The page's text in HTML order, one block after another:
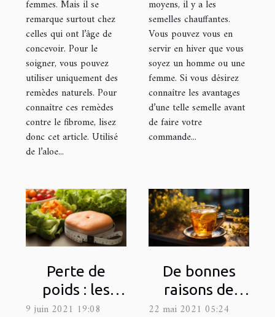
femmes. Mais il se
remarque surtout chez
celles qui ont l’âge de
concevoir. Pour le
soigner, vous pouvez
utiliser uniquement des
remèdes naturels. Pour
connaître ces remèdes
contre le fibrome, lisez
donc cet article. Utilisé
de l’aloe...
moyens, il y a les
semelles chauffantes.
Vous pouvez vous en
servir en hiver que vous
soyez un homme ou une
femme. Si vous désirez
connaître les avantages
d’une telle semelle avant
de faire votre
commande...
Perte de
poids : les
secrets pour
9 juin 2021 19:08
De bonnes
raisons de
boire une
22 mai 2021 05:24